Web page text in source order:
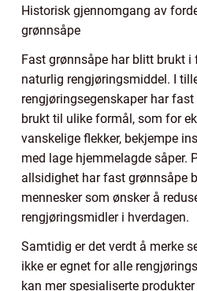
Historisk gjennomgang av
grønnsåpe
Fast grønnsåpe har blitt brukt i
naturlig rengjøringsmiddel. I
rengjøringsegenskaper har
brukt til ulike formål, som for
vanskelige flekker, bekjempe
med lage hjemmelagde såper.
allsidighet har fast grønnsåpe
mennesker som ønsker å
rengjøringsmidler i hverdagen.
Samtidig er det verdt å merke
ikke er egnet for alle
kan mer spesialiserte